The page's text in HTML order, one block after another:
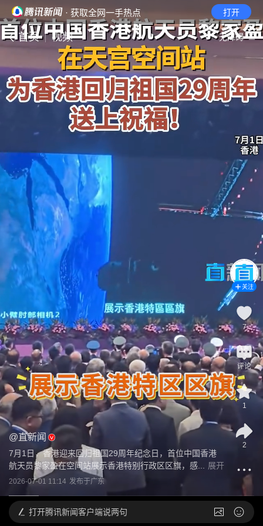
· 获取全网一手热点 打开
首页 视频 无障碍
@直新闻
7月1日，香港迎来回归祖国29周年纪念日，首位中国香港
航天员黎家盈在空间站展示香港特别行政区区旗，感...
展开
2026-07-01 11:14 发布于广东
关注
7
评论
1
2
打开腾讯新闻客户端说两句